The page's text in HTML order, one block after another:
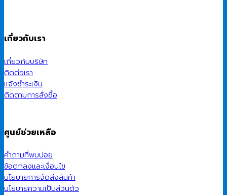
เกี่ยวกับเรา
เกี่ยวกับบริษัท
ติดต่อเรา
แจ้งชำระเงิน
ติดตามการสั่งซื้อ
ศูนย์ช่วยเหลือ
คำถามที่พบบ่อย
ข้อตกลงและเงื่อนไข
นโยบายการจัดส่งสินค้า
นโยบายความเป็นส่วนตัว